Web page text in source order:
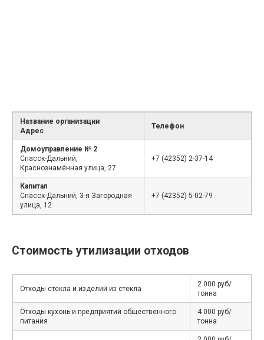
Название организации
Адрес
Телефон
Домоуправление № 2
Спасск-Дальний,
Краснознамённая улица, 27
+7 (42352) 2-37-14
Капитал
Спасск-Дальний, 3-я Загородная
улица, 12
+7 (42352) 5-02-79
Стоимость утилизации отходов
Отходы стекла и изделий из стекла
2 000 руб/
тонна
Отходы кухонь и предприятий общественного
питания
4 000 руб/
тонна